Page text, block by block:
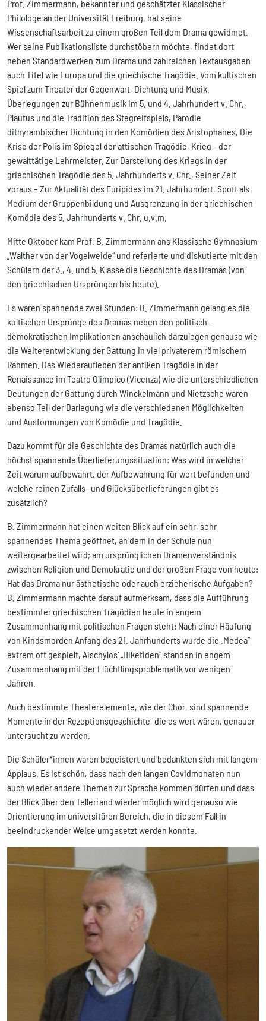
Prof. Zimmermann, bekannter und geschätzter Klassischer
Philologe an der Universität Freiburg, hat seine
Wissenschaftsarbeit zu einem großen Teil dem Drama gewidmet.
Wer seine Publikationsliste durchstöbern möchte, findet dort
neben Standardwerken zum Drama und zahlreichen Textausgaben
auch Titel wie Europa und die griechische Tragödie. Vom kultischen
Spiel zum Theater der Gegenwart, Dichtung und Musik.
Überlegungen zur Bühnenmusik im 5. und 4. Jahrhundert v. Chr.,
Plautus und die Tradition des Stegreifspiels, Parodie
dithyrambischer Dichtung in den Komödien des Aristophanes, Die
Krise der Polis im Spiegel der attischen Tragödie, Krieg - der
gewalttätige Lehrmeister. Zur Darstellung des Kriegs in der
griechischen Tragödie des 5. Jahrhunderts v. Chr., Seiner Zeit
voraus – Zur Aktualität des Euripides im 21. Jahrhundert, Spott als
Medium der Gruppenbildung und Ausgrenzung in der griechischen
Komödie des 5. Jahrhunderts v. Chr. u.v.m.
Mitte Oktober kam Prof. B. Zimmermann ans Klassische Gymnasium
„Walther von der Vogelweide“ und referierte und diskutierte mit den
Schülern der 3., 4. und 5. Klasse die Geschichte des Dramas (von
den griechischen Ursprüngen bis heute).
Es waren spannende zwei Stunden: B. Zimmermann gelang es die
kultischen Ursprünge des Dramas neben den politisch-
demokratischen Implikationen anschaulich darzulegen genauso wie
die Weiterentwicklung der Gattung in viel privaterem römischem
Rahmen. Das Wiederaufleben der antiken Tragödie in der
Renaissance im Teatro Olimpico (Vicenza) wie die unterschiedlichen
Deutungen der Gattung durch Winckelmann und Nietzsche waren
ebenso Teil der Darlegung wie die verschiedenen Möglichkeiten
und Ausformungen von Komödie und Tragödie.
Dazu kommt für die Geschichte des Dramas natürlich auch die
höchst spannende Überlieferungssituation: Was wird in welcher
Zeit warum aufbewahrt, der Aufbewahrung für wert befunden und
welche reinen Zufalls- und Glücksüberlieferungen gibt es
zusätzlich?
B. Zimmermann hat einen weiten Blick auf ein sehr, sehr
spannendes Thema geöffnet, an dem in der Schule nun
weitergearbeitet wird; am ursprünglichen Dramenverständnis
zwischen Religion und Demokratie und der großen Frage von heute:
Hat das Drama nur ästhetische oder auch erzieherische Aufgaben?
B. Zimmermann machte darauf aufmerksam, dass die Aufführung
bestimmter griechischen Tragödien heute in engem
Zusammenhang mit politischen Fragen steht: Nach einer Häufung
von Kindsmorden Anfang des 21. Jahrhunderts wurde die „Medea“
extrem oft gespielt, Aischylos‘ „Hiketiden“ standen in engem
Zusammenhang mit der Flüchtlingsproblematik vor wenigen
Jahren.
Auch bestimmte Theaterelemente, wie der Chor, sind spannende
Momente in der Rezeptionsgeschichte, die es wert wären, genauer
untersucht zu werden.
Die Schüler*innen waren begeistert und bedankten sich mit langem
Applaus. Es ist schön, dass nach den langen Covidmonaten nun
auch wieder andere Themen zur Sprache kommen dürfen und dass
der Blick über den Tellerrand wieder möglich wird genauso wie
Orientierung im universitären Bereich, die in diesem Fall in
beeindruckender Weise umgesetzt werden konnte.